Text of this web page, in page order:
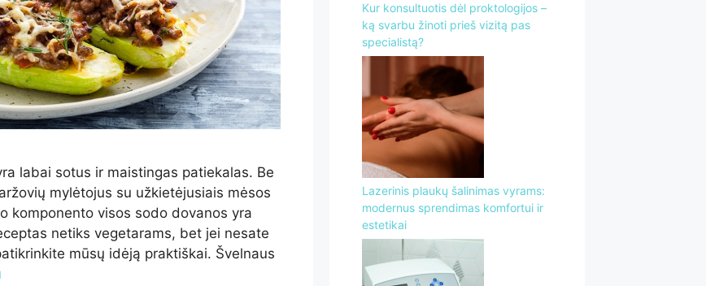
labai sotus ir maistingas patiekalas. Be
mylėtojus su užkietėjusiais mėsos
komponento visos sodo dovanos yra
netiks vegetarams, bet jei nesate
mūsų idėją praktiškai. Švelnaus
Kur konsultuotis dėl proktologijos –
ką svarbu žinoti prieš vizitą pas
specialistą?
Lazerinis plaukų šalinimas vyrams:
modernus sprendimas komfortui ir
estetikai